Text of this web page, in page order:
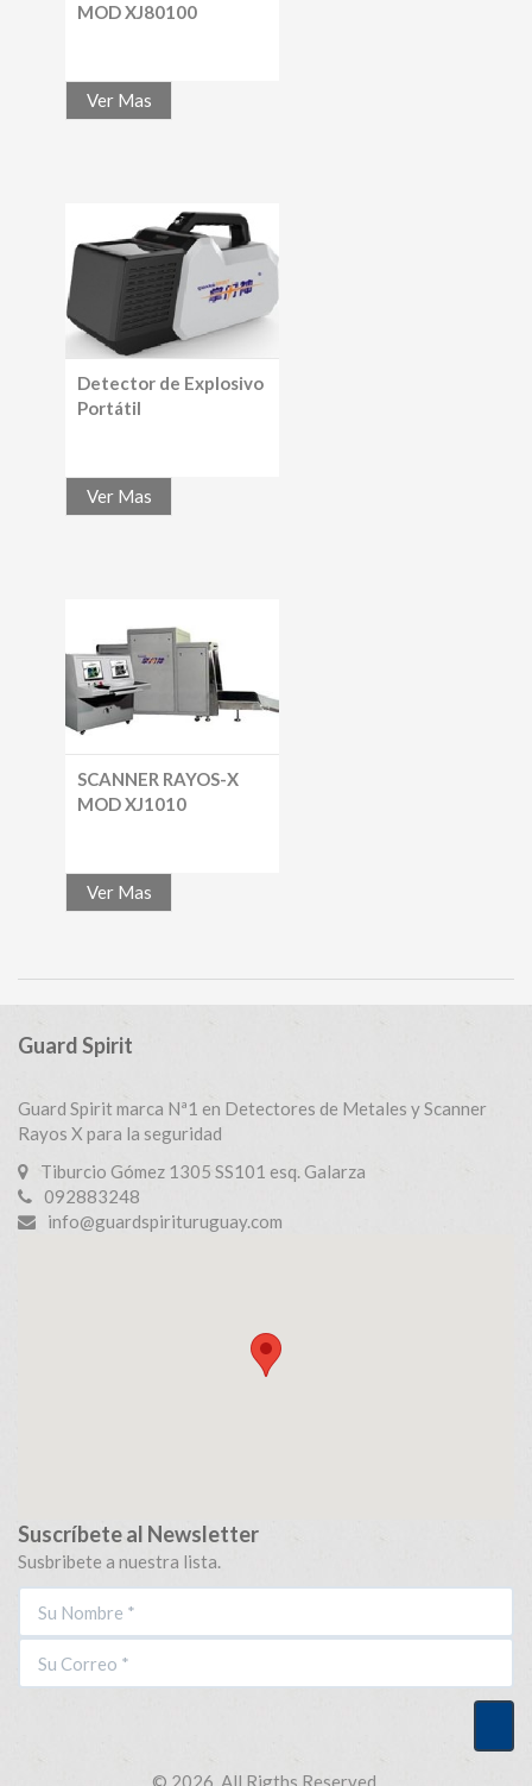
MOD XJ80100
Ver Mas
Detector de Explosivo
Portátil
Ver Mas
SCANNER RAYOS-X
MOD XJ1010
Ver Mas
Guard Spirit
Guard Spirit marca Nª1 en Detectores de Metales y Scanner
Rayos X para la seguridad
Tiburcio Gómez 1305 SS101 esq. Galarza
092883248
info@guardspirituruguay.com
Suscríbete al Newsletter
Susbribete a nuestra lista.